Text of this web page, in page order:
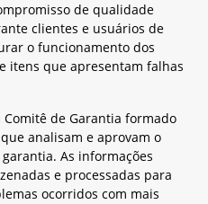
de qualidade
clientes e usuários de
o funcionamento dos
itens que apresentam falhas
de Garantia formado
analisam e aprovam o
As informações
e processadas para
ocorridos com mais